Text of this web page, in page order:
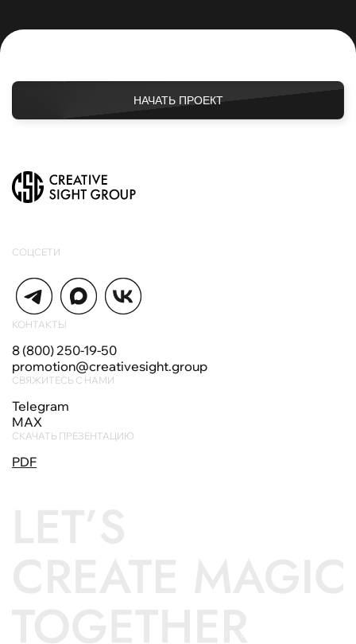
НАЧАТЬ ПРОЕКТ
КОНТАКТЫ
8 (800) 250-19-50
promotion@creativesight.group
СВЯЖИТЕСЬ С НАМИ
Telegram
MAX
СКАЧАТЬ ПРЕЗЕНТАЦИЮ
PDF
СОЦСЕТИ